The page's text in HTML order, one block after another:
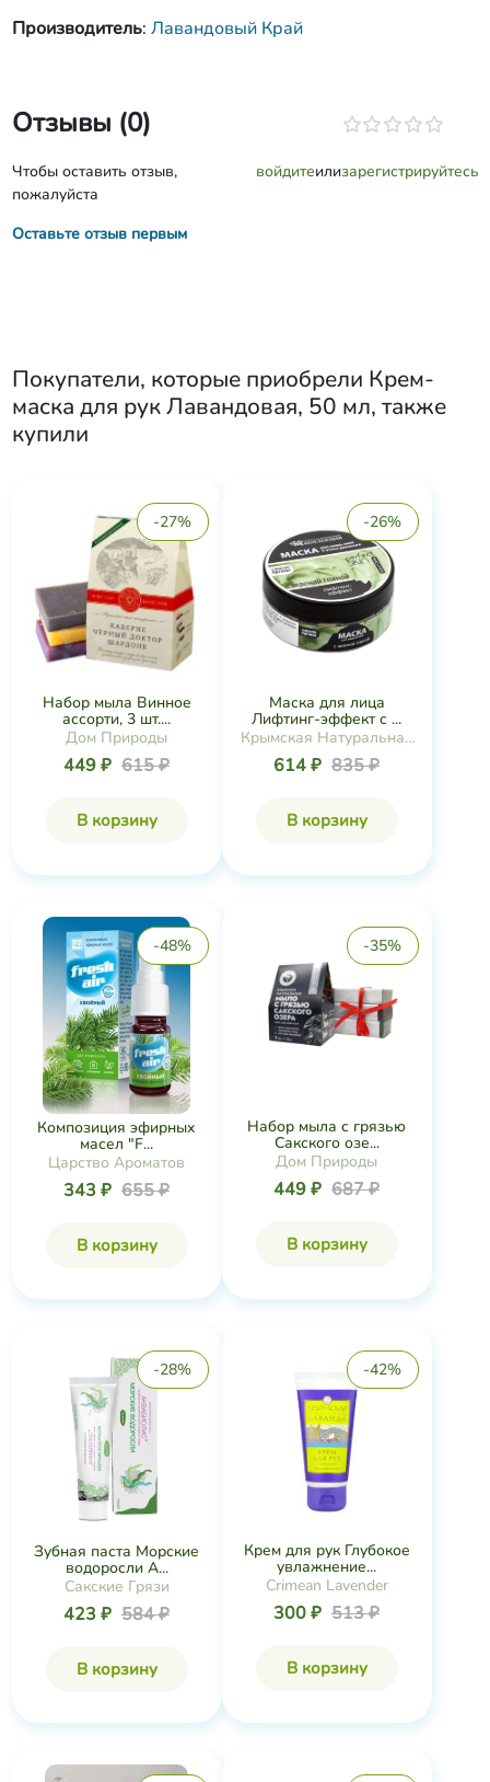
Производитель: Лавандовый Край
Отзывы (0)
Чтобы оставить отзыв,
пожалуйста
войдитеилизарегистрируйтесь
Оставьте отзыв первым
Покупатели, которые приобрели Крем-
маска для рук Лавандовая, 50 мл, также
купили
-27%
Набор мыла Винное
ассорти, 3 шт....
Дом Природы
449 ₽ 615 ₽
В корзину
-26%
Маска для лица
Лифтинг-эффект с ...
Крымская Натуральная
Коллекция
614 ₽ 835 ₽
В корзину
-48%
Композиция эфирных
масел "F...
Царство Ароматов
343 ₽ 655 ₽
В корзину
-35%
Набор мыла с грязью
Сакского озе...
Дом Природы
449 ₽ 687 ₽
В корзину
-28%
Зубная паста Морские
водоросли А...
Сакские Грязи
423 ₽ 584 ₽
В корзину
-42%
Крем для рук Глубокое
увлажнение...
Crimean Lavender
300 ₽ 513 ₽
В корзину